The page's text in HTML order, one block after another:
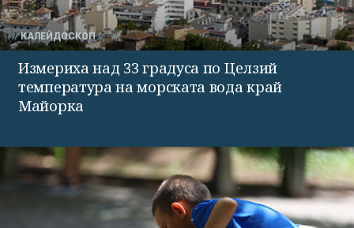
КАЛЕЙДОСКОП
Измериха над 33 градуса по Целзий
температура на морската вода край
Майорка